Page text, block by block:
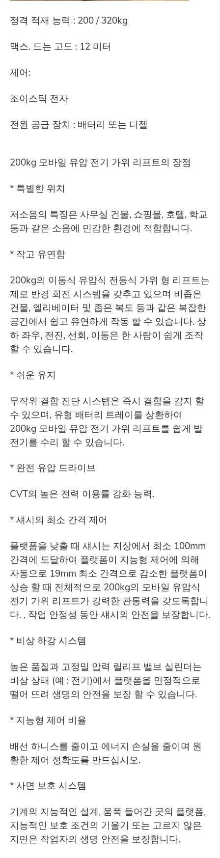
정격 적재 능력 : 200 / 320kg
맥스. 드는 고도 : 12 미터
제어:
조이스틱 전자
전원 공급 장치 : 배터리 또는 디젤
200kg 모바일 유압 전기 가위 리프트의 장점
* 특별한 위치
저소음의 특징은 사무실 건물, 쇼핑몰, 호텔, 학교
등과 같은 소음에 민감한 환경에 적합합니다.
* 작고 유연함
200kg의 이동식 유압식 전동식 가위 형 리프트는
제로 반경 회전 시스템을 갖추고 있으며 비좁은
건물, 엘리베이터 및 좁은 복도 등과 같은 복잡한
공간에서 쉽고 유연하게 작동 할 수 있습니다. 상
하 좌우, 전진, 선회, 이동은 한 사람이 쉽게 조작
할 수 있습니다.
* 쉬운 유지
무작위 결함 진단 시스템은 즉시 결함을 감지 할
수 있으며, 유형 배터리 트레이를 상환하여
200kg 모바일 유압 전기 가위 리프트를 쉽게 발
전기를 수리 할 수 있습니다.
* 완전 유압 드라이브
CVT의 높은 전력 이용률 강화 능력.
* 섀시의 최소 간격 제어
플랫폼을 낮출 때 섀시는 지상에서 최소 100mm
간격에 도달하여 플랫폼이 지능형 제어에 의해
자동으로 19mm 최소 간격으로 감소한 플랫폼이
상승 할 때 전체적으로 200kg의 모바일 유압식
전기 가위 리프트가 강력한 관통력을 갖도록합니
다. , 작업 안정성 동안 섀시의 안전을 보장합니다.
* 비상 하강 시스템
높은 품질과 고정밀 압력 릴리프 밸브 실린더는
비상 상태 (예 : 전기)에서 플랫폼을 안정적으로
떨어 뜨려 생명의 안전을 보장 할 수 있습니다.
* 지능형 제어 비율
배선 하니스를 줄이고 에너지 손실을 줄이며 원
활한 제어 정확도를 만드십시오.
* 사면 보호 시스템
기계의 지능적인 설계, 움푹 들어간 곳의 플랫폼,
지능적인 보호 조건의 기울기 또는 고르지 않은
지면은 작업자의 생명 안전을 보장합니다.